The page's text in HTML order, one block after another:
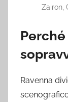
Zairon,
Ravenna